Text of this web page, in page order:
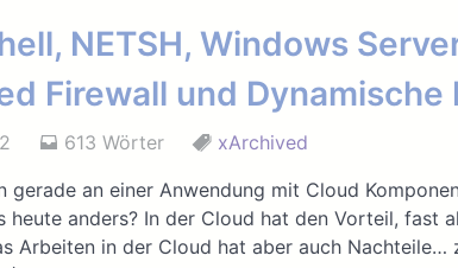
NETSH, Windows
Firewall und Dynamische
613 Wörter
xArchived
gerade an einer Anwendung mit Cloud
heute anders? In der Cloud hat den Vorteil, fast
Arbeiten in der Cloud hat aber auch Nachteile…